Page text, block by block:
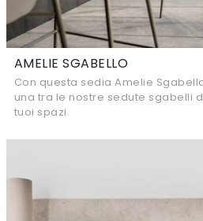
AMELIE SGABELLO
Con questa sedia Amelie
una tra le nostre sedute sgabelli
tuoi spazi.